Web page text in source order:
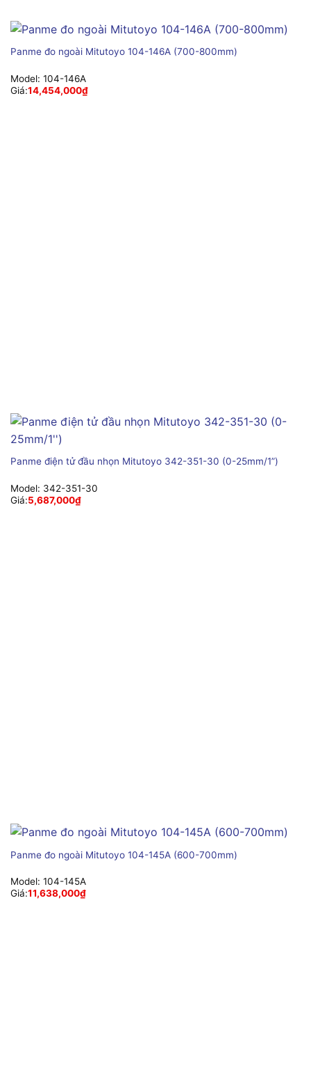
Panme đo ngoài Mitutoyo 104-146A (700-800mm)
Model: 104-146A
Giá:14,454,000₫
Panme điện tử đầu nhọn Mitutoyo 342-351-30 (0-25mm/1”)
Model: 342-351-30
Giá:5,687,000₫
Panme đo ngoài Mitutoyo 104-145A (600-700mm)
Model: 104-145A
Giá:11,638,000₫